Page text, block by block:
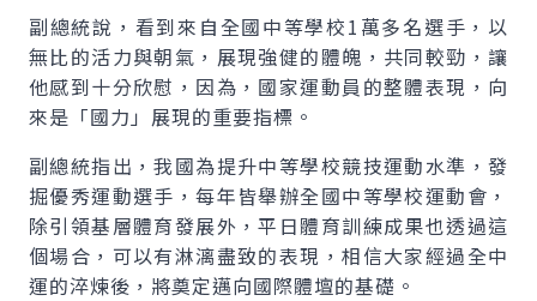
副總統說，看到來自全國中等學校1萬多名選手，以
無比的活力與朝氣，展現強健的體魄，共同較勁，讓
他感到十分欣慰，因為，國家運動員的整體表現，向
來是「國力」展現的重要指標。
副總統指出，我國為提升中等學校競技運動水準，發
掘優秀運動選手，每年皆舉辦全國中等學校運動會，
除引領基層體育發展外，平日體育訓練成果也透過這
個場合，可以有淋漓盡致的表現，相信大家經過全中
運的淬煉後，將奠定邁向國際體壇的基礎。